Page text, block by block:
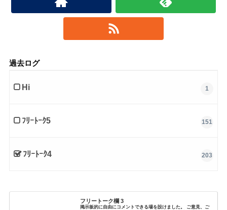
過去ログ
Hi 1
ﾌﾘｰﾄｰｸ5 151
ﾌﾘｰﾄｰｸ4 203
フリートーク欄 3
掲示板的に自由にコメントできる場を設けました。 ご意見、ご